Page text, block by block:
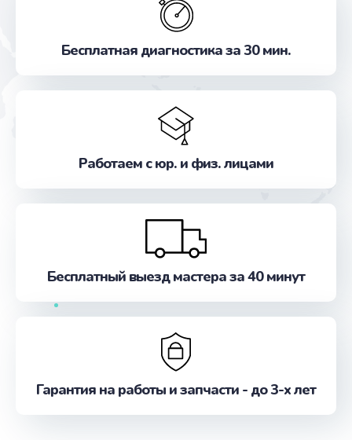
Бесплатная диагностика за 30 мин.
Работаем с юр. и физ. лицами
Бесплатный выезд мастера за 40 минут
Гарантия на работы и запчасти - до 3-х лет